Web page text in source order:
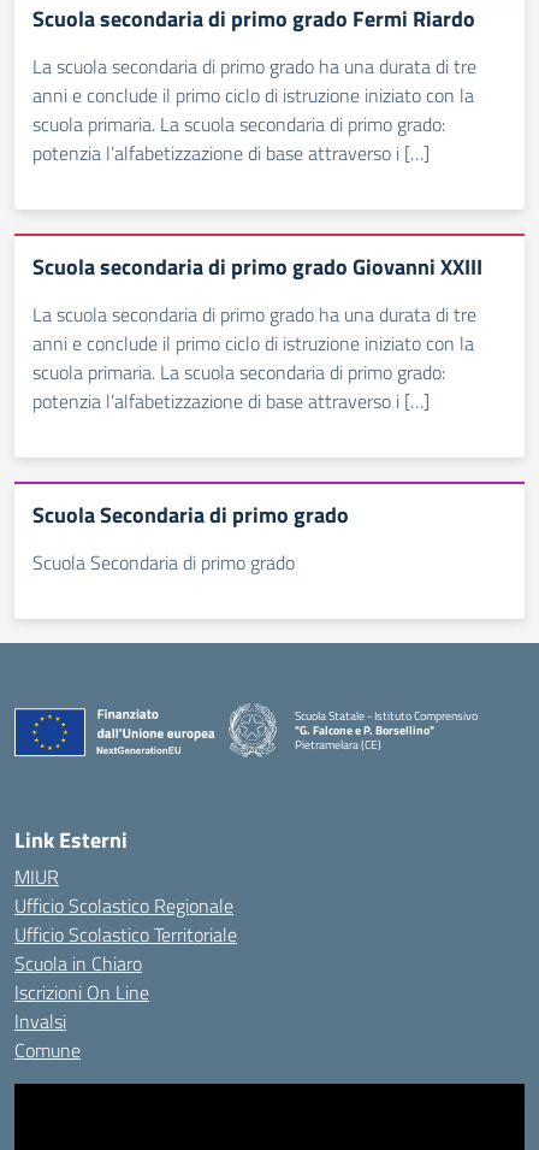
Scuola secondaria di primo grado Fermi Riardo
La scuola secondaria di primo grado ha una durata di tre
anni e conclude il primo ciclo di istruzione iniziato con la
scuola primaria. La scuola secondaria di primo grado:
potenzia l’alfabetizzazione di base attraverso i […]
Scuola secondaria di primo grado Giovanni XXIII
La scuola secondaria di primo grado ha una durata di tre
anni e conclude il primo ciclo di istruzione iniziato con la
scuola primaria. La scuola secondaria di primo grado:
potenzia l’alfabetizzazione di base attraverso i […]
Scuola Secondaria di primo grado
Scuola Secondaria di primo grado
Scuola Statale - Istituto Comprensivo
"G. Falcone e P. Borsellino"
Pietramelara (CE)
Link Esterni
MIUR
Ufficio Scolastico Regionale
Ufficio Scolastico Territoriale
Scuola in Chiaro
Iscrizioni On Line
Invalsi
Comune